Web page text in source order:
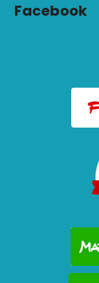
Facebook